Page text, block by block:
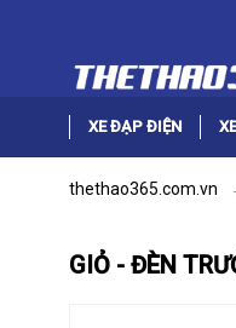
XE ĐẠP ĐIỆN
thethao365.com.vn
GIỎ - ĐÈN